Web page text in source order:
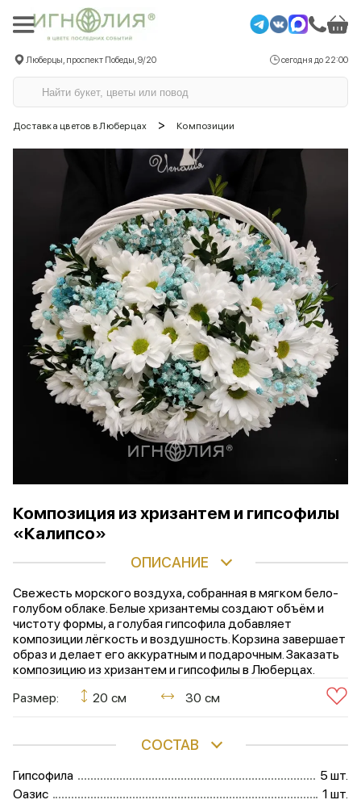
Люберцы, проспект Победы, 9/20 сегодня до 22:00
Доставка цветов в Люберцах > Композиции
Композиция из хризантем и гипсофилы
«Калипсо»
ОПИСАНИЕ
Свежесть морского воздуха, собранная в мягком бело-
голубом облаке. Белые хризантемы создают объём и
чистоту формы, а голубая гипсофила добавляет
композиции лёгкость и воздушность. Корзина завершает
образ и делает его аккуратным и подарочным. Заказать
композицию из хризантем и гипсофилы в Люберцах.
Размер:
20 см 30 см
СОСТАВ
Гипсофила
5 шт.
Оазис
1 шт.